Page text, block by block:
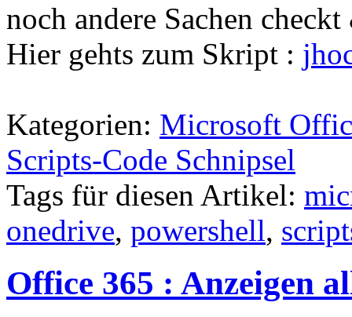
noch andere Sachen
Hier gehts zum Skript :
Kategorien: Microsoft
Scripts-Code Schnipsel
Tags für diesen Artikel:
onedrive, powershell,
Office 365 : Anzeigen